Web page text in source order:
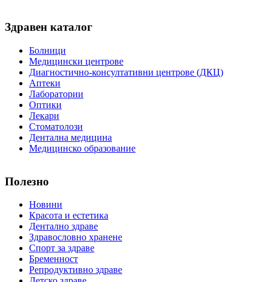
Здравен каталог
Болници
Медицински центрове
Диагностично-консултативни центрове (ДКЦ)
Аптеки
Лаборатории
Оптики
Лекари
Стоматолози
Дентална медицина
Медицинско образование
Полезно
Новини
Красота и естетика
Дентално здраве
Здравословно хранене
Спорт за здраве
Бременност
Репродуктивно здраве